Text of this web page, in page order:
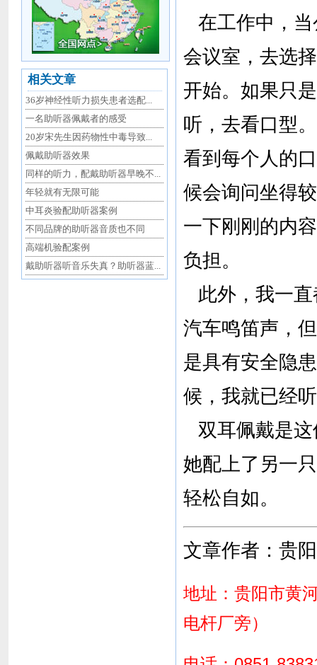
相关文章
36岁神经性听力损失患者选配...
一名助听器佩戴者的感受
20岁宋先生因药物性中毒导致...
佩戴助听器效果
同样的听力，配戴助听器早晚不...
年轻就有无限可能
中耳炎验配助听器案例
不同品牌的助听器音质也不同
高端机验配案例
戴助听器听音乐失真？助听器蓝...
在工作中，当
会议室，去选
开始。如果只
听，去看口型
看到每个人的
候会询问坐得
一下刚刚的内
负担。
此外，我一直
汽车鸣笛声，
是具有安全隐
候，我就已经
双耳佩戴是这
她配上了另一
轻松自如。
文章作者：贵
地址：贵阳市黄
电杆厂旁）